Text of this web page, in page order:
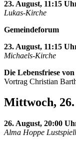
23. August, 11:15
Lukas-Kirche
Gemeindeforum
23. August, 11:15
Michaels-Kirche
Die Lebensfriese
Vortrag Christian
Mittwoch,
26. August, 20:00
Alma Hoppe